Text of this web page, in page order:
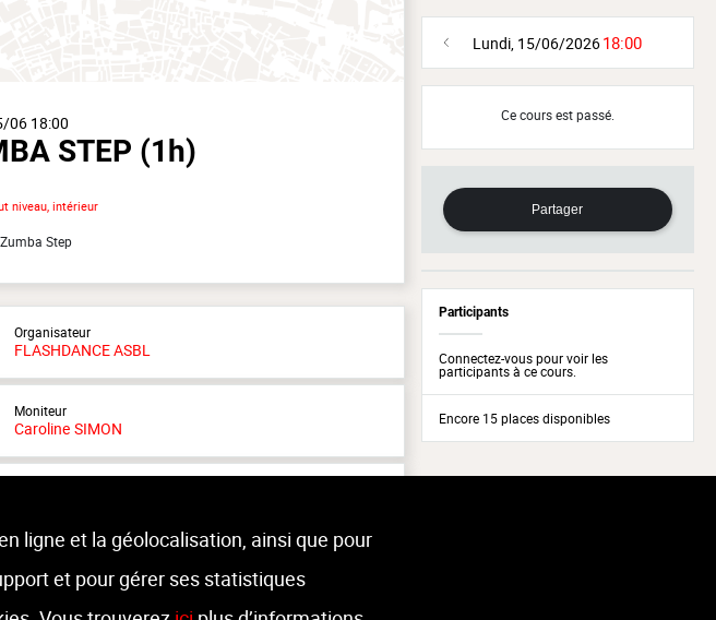
06 18:00
STEP (1h)
niveau, intérieur
Step
Organisateur
FLASHDANCE ASBL
Moniteur
Caroline SIMON
Lundi, 15/06/202618:00
Ce cours est passé.
Partager
Participants
Connectez-vous pour voir les
participants à ce cours.
Encore 15 places disponibles
ligne et la géolocalisation, ainsi que pour
et pour gérer ses statistiques